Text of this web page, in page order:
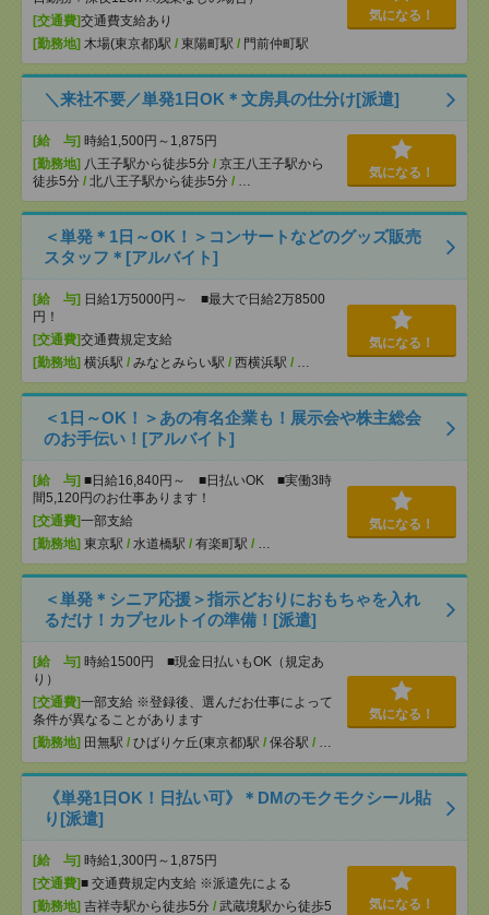
[交通費]交通費支給あり
[勤務地] 木場(東京都)駅 / 東陽町駅 / 門前仲町駅
気になる！
＼来社不要／単発1日OK＊文房具の仕分け[派遣]
[給 与] 時給1,500円～1,875円
[勤務地] 八王子駅から徒歩5分 / 京王八王子駅から
徒歩5分 / 北八王子駅から徒歩5分 / …
気になる！
＜単発＊1日～OK！＞コンサートなどのグッズ販売
スタッフ＊[アルバイト]
[給 与] 日給1万5000円～ ■最大で日給2万8500
円！
[交通費]交通費規定支給
[勤務地] 横浜駅 / みなとみらい駅 / 西横浜駅 / …
気になる！
＜1日～OK！＞あの有名企業も！展示会や株主総会
のお手伝い！[アルバイト]
[給 与] ■日給16,840円～ ■日払いOK ■実働3時
間5,120円のお仕事あります！
[交通費]一部支給
[勤務地] 東京駅 / 水道橋駅 / 有楽町駅 / …
気になる！
＜単発＊シニア応援＞指示どおりにおもちゃを入れ
るだけ！カプセルトイの準備！[派遣]
[給 与] 時給1500円 ■現金日払いもOK（規定あ
り）
[交通費]一部支給 ※登録後、選んだお仕事によって
条件が異なることがあります
[勤務地] 田無駅 / ひばりケ丘(東京都)駅 / 保谷駅 / …
気になる！
《単発1日OK！日払い可》＊DMのモクモクシール貼
り[派遣]
[給 与] 時給1,300円～1,875円
[交通費]■ 交通費規定内支給 ※派遣先による
[勤務地] 吉祥寺駅から徒歩5分 / 武蔵境駅から徒歩5
気になる！